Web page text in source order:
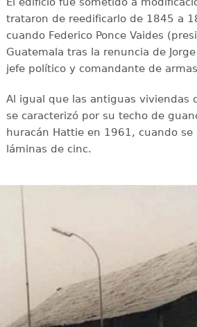
trataron de reedificarlo de 1845 a
cuando Federico Ponce Vaides
Guatemala tras la renuncia de
jefe político y comandante de
Al igual que las antiguas viviendas
se caracterizó por su techo de
huracán Hattie en 1961, cuando se
láminas de cinc.